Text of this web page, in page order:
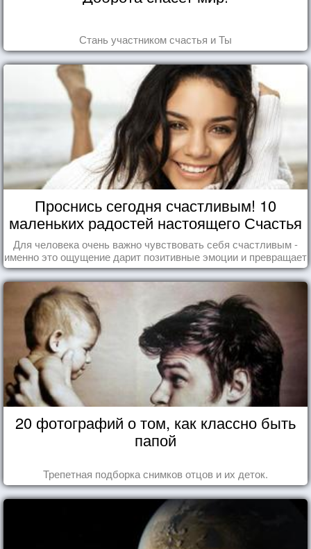
Стань участником счастья и Ты
Проснись сегодня счастливым! 10
маленьких радостей настоящего Счастья
Для человека очень важно чувствовать себя счастливым -
именно это ощущение дарит позитивные эмоции и превращает
каждый день в маленький праздник.
20 фотографий о том, как классно быть
папой
Трепетная подборка снимков отцов и их деток.